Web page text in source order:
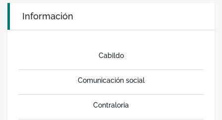
Información
Cabildo
Comunicación social
Contraloria